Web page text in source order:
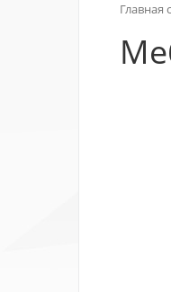
Главная